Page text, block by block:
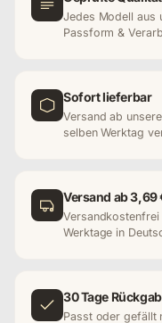
Jedes Modell aus
Passform &
Sofort lieferbar
Versand ab
selben Werktag
Versand ab 3,69
Versandkostenfrei
Werktage in
30 Tage
Passt oder gefällt